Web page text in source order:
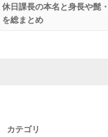
休日課長の本名と身長や髭
を総まとめ
カテゴリ